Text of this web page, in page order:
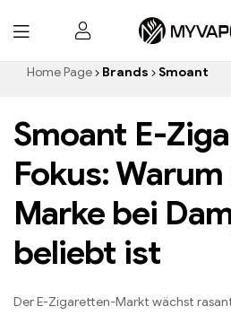
Home Page Brands Smoant
Smoant E-
Fokus:
Marke bei
beliebt ist
Der E-Zigaretten-Markt wächst